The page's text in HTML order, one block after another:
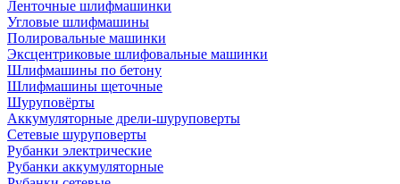
Ленточные шлифмашинки
Угловые шлифмашины
Полировальные машинки
Эксцентриковые шлифовальные машинки
Шлифмашины по бетону
Шлифмашины щеточные
Шуруповёрты
Аккумуляторные дрели-шуруповерты
Сетевые шуруповерты
Рубанки электрические
Рубанки аккумуляторные